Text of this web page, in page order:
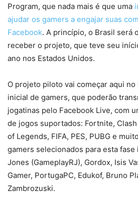
Program, que nada mais é que uma
ajudar os gamers a engajar suas
Facebook. A princípio, o Brasil será
receber o projeto, que teve seu
ano nos Estados Unidos.
O projeto piloto vai começar aqui
inicial de gamers, que poderão
jogatinas pelo Facebook Live, com
de jogos suportados: Fortnite, Clash
of Legends, FIFA, PES, PUBG e
gamers selecionados para esta fase
Jones (GameplayRJ), Gordox, Isis
Gamer, PortugaPC, Edukof, Bruno
Zambrozuski.